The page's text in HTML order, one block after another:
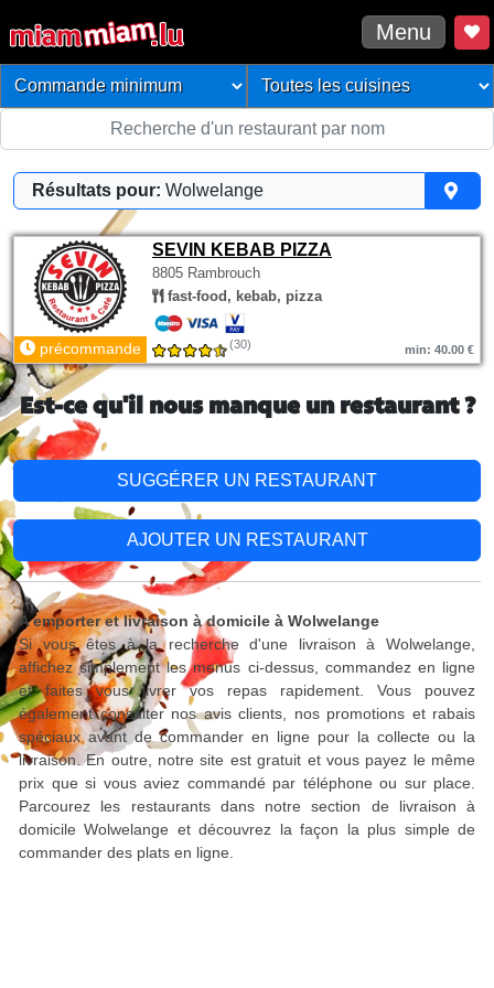
Menu
Résultats pour: Wolwelange
SEVIN KEBAB PIZZA
8805 Rambrouch
fast-food, kebab, pizza
précommande (30) min: 40.00 €
Est-ce qu'il nous manque un restaurant ?
SUGGÉRER UN RESTAURANT
AJOUTER UN RESTAURANT
A emporter et livraison à domicile à Wolwelange
Si vous êtes à la recherche d'une livraison à Wolwelange,
affichez simplement les menus ci-dessus, commandez en ligne
et faites vous livrer vos repas rapidement. Vous pouvez
également consulter nos avis clients, nos promotions et rabais
spéciaux avant de commander en ligne pour la collecte ou la
livraison. En outre, notre site est gratuit et vous payez le même
prix que si vous aviez commandé par téléphone ou sur place.
Parcourez les restaurants dans notre section de livraison à
domicile Wolwelange et découvrez la façon la plus simple de
commander des plats en ligne.